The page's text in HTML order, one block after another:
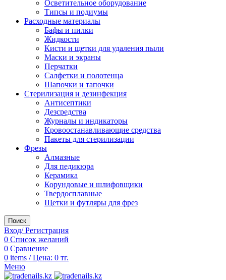
Осветительное оборудование
Типсы и подиумы
Расходные материалы
Бафы и пилки
Жидкости
Кисти и щетки для удаления пыли
Маски и экраны
Перчатки
Салфетки и полотенца
Шапочки и тапочки
Стерилизация и дезинфекция
Антисептики
Дезсредства
Журналы и индикаторы
Кровоостанавливающие средства
Пакеты для стерилизации
Фрезы
Алмазные
Для педикюра
Керамика
Корундовые и шлифовщики
Твердосплавные
Щетки и футляры для фрез
Поиск
Вход/ Регистрация
0 Список желаний
0 Сравнение
0 items / Цена: 0 тг.
Меню